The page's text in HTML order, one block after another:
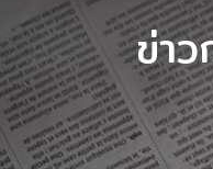
ข่า